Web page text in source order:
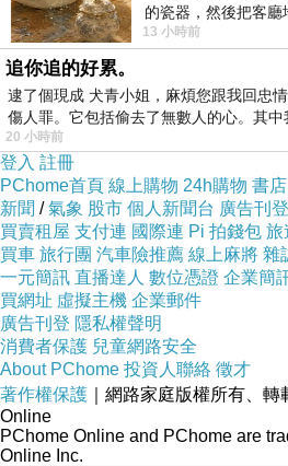
要妳美麗永遠發亮
在我睜開眼睛時
妳幸福著我
的
眷戀幸福了依賴
將我的寂寞守護著
妳的孤單
.
PS:妳們現在過得好嗎
一定要比我更幸福
的瓷器，然後把客
一頂棒球潮帽，後來
13 小時前
追你追的好累。
逮了個現成 犬青小姐，麻煩您跟我回忠
傷人罪。它包括偷去了無數人的心。其中
20 小時前
登入 註冊
PChome首頁 線上購物 24h購物 書店
新聞 /氣象 股市 個人新聞台 廣告刊登
買賣租屋 支付連 國際連 Pi 拍錢包 旅
買車 旅行團 汽車險推薦 線上麻將 雜
一元簡訊 直播達人 數位憑證 企業簡
買網址 虛擬主機 企業郵件
廣告刊登 隱私權聲明
消費者保護 兒童網路安全
About PChome 投資人聯絡 徵才
著作權保護 ｜網路家庭版權所有、轉
Online
PChome Online and PChome are
Online Inc.